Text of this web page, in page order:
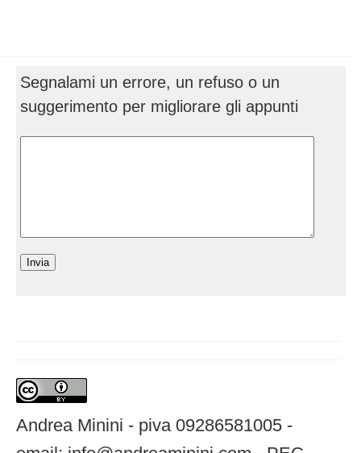
Segnalami un errore, un refuso o un
suggerimento per migliorare gli appunti
Andrea Minini - piva 09286581005 -